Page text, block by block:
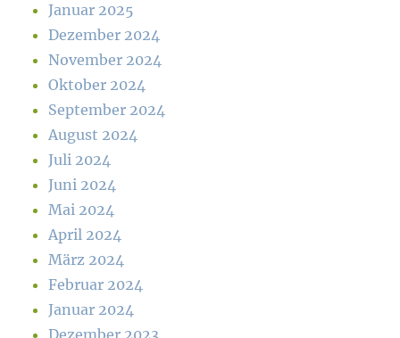
Januar 2025
Dezember 2024
November 2024
Oktober 2024
September 2024
August 2024
Juli 2024
Juni 2024
Mai 2024
April 2024
März 2024
Februar 2024
Januar 2024